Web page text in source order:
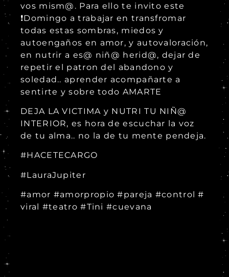
vos mism@. Para ello te invito este
❗Domingo a trabajar en transfromar
todas estas sombras, miedos y
autoengaños en amor, y autovaloración,
en nutrir a es@ niñ@ herid@, dejar de
repetir el patron del abandono y
soledad.. aprender acompañarte a
sentirte y sobre todo AMARTE
DEJA LA VICTIMA y NUTRI TU NIÑ@
INTERIOR, es hora de escuchar la voz
de tu alma.. no la de tu mente pendeja.
#HACETECARGO
#LauraJupiter
#amor #amorpropio #pareja #control #
viral #teatro #Tini #cuevana